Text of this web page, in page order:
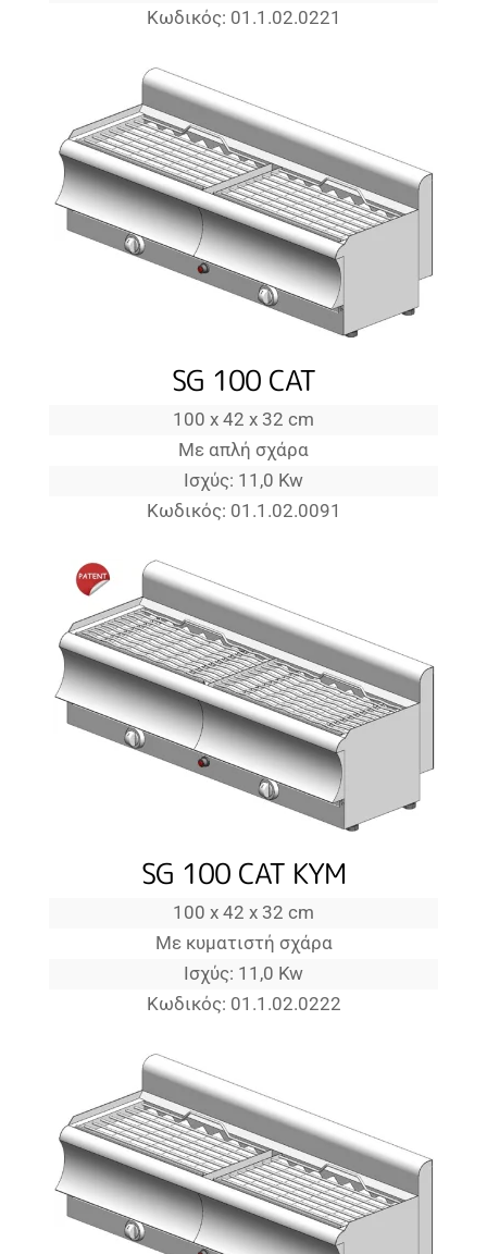
Κωδικός: 01.1.02.0221
SG 100 CAT
100 x 42 x 32 cm
Με απλή σχάρα
Ισχύς: 11,0 Kw
Κωδικός: 01.1.02.0091
SG 100 CAT KYM
100 x 42 x 32 cm
Με κυματιστή σχάρα
Ισχύς: 11,0 Kw
Κωδικός: 01.1.02.0222